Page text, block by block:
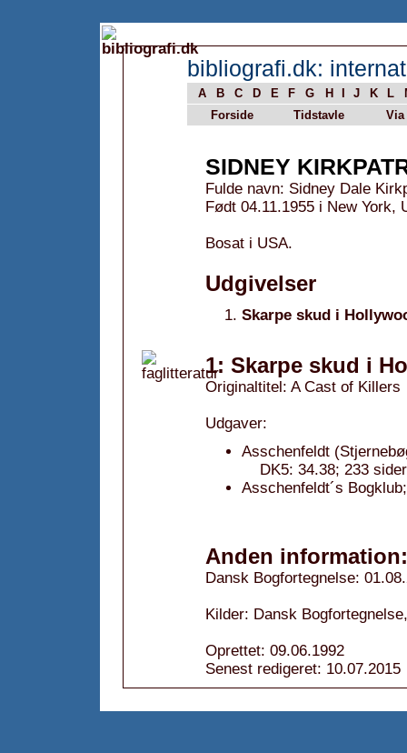
bibliografi.dk:
A B C D E F G H J K L
Forside
Tidstavle Via
SIDNEY
Fulde navn: Sidney Dale
Født 04.11.1955 i New York,
Bosat i USA.
Udgivelser
Skarpe skud i
1: Skarpe skud i
Originaltitel: A Cast of Killers
Udgaver:
Asschenfeldt
DK5: 34.38; 233
Asschenfeldt´s
Anden information:
Dansk Bogfortegnelse:
Kilder: Dansk
Oprettet: 09.06.1992
Senest redigeret: 10.07.2015